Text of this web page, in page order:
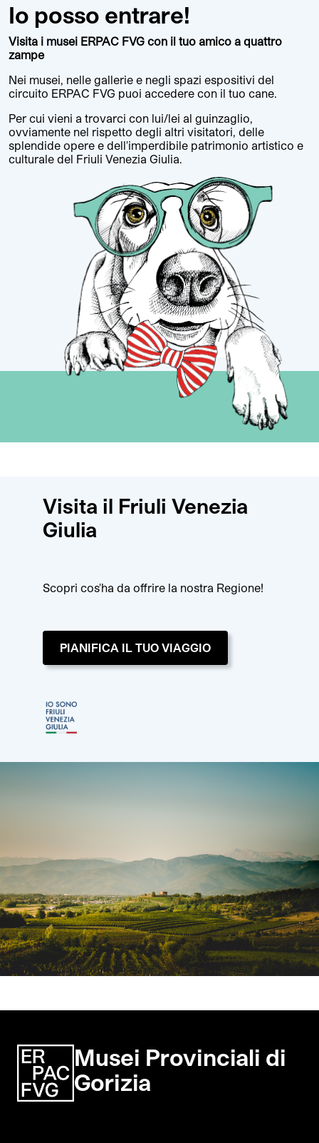
Io posso entrare!
Visita i musei ERPAC FVG con il tuo amico a quattro
zampe
Nei musei, nelle gallerie e negli spazi espositivi del
circuito ERPAC FVG puoi accedere con il tuo cane.
Per cui vieni a trovarci con lui/lei al guinzaglio,
ovviamente nel rispetto degli altri visitatori, delle
splendide opere e dell'imperdibile patrimonio artistico e
culturale del Friuli Venezia Giulia.
Visita il Friuli Venezia
Giulia
Scopri cos'ha da offrire la nostra Regione!
PIANIFICA IL TUO VIAGGIO
Musei Provinciali di
Gorizia